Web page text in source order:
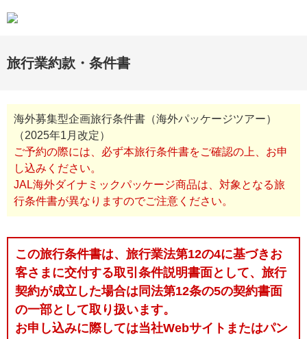
旅行業約款・条件書
海外募集型企画旅行条件書（海外パッケージツアー）
（2025年1月改定）
ご予約の際には、必ず本旅行条件書をご確認の上、お申
し込みください。
JAL海外ダイナミックパッケージ商品は、対象となる旅
行条件書が異なりますのでご注意ください。
この旅行条件書は、旅行業法第12の4に基づきお
客さまに交付する取引条件説明書面として、旅行
契約が成立した場合は同法第12条の5の契約書面
の一部として取り扱います。
お申し込みに際しては当社Webサイトまたはパン